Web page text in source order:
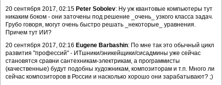
20 сентября 2017, 02:15 Peter Sobolev: Ну уж квантовые компьютеры тут
никаким боком - они заточены под решение _очень_ узкого класса задач.
Грубо говоря, могут очень быстро решать _некоторые_ уравнения.
Причем тут ИИ?
20 сентября 2017, 02:16 Eugene Barbashin: По мне так это обычный цикл
развития "профессий" - ИТшники/эникейщики/сисадмины уже сейчас
становятся сравни сантехникам-электрикам, а программисты
(качественные) будут подобны художникам, композиторам и т.п. Много ли
сейчас композиторов в России и насколько хорошо они зарабатывают? ;)